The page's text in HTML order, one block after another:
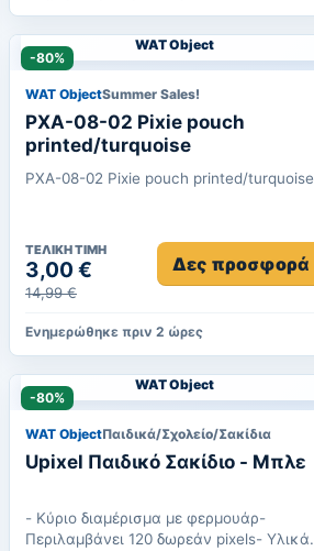
WAT Object
-80%
WAT ObjectSummer Sales!
PXA-08-02 Pixie pouch
printed/turquoise
PXA-08-02 Pixie pouch printed/turquoise
ΤΕΛΙΚΉ ΤΙΜΉ
3,00 €
14,99 €
Δες προσφορά
Ενημερώθηκε πριν 2 ώρες
WAT Object
-80%
WAT ObjectΠαιδικά/Σχολείο/Σακίδια
Upixel Παιδικό Σακίδιο - Μπλε
- Κύριο διαμέρισμα με φερμουάρ-
Περιλαμβάνει 120 δωρεάν pixels- Υλικά: